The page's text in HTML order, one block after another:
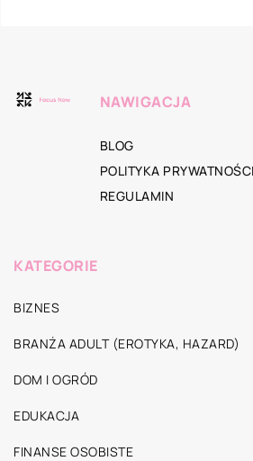
NAWIGACJA
BLOG
POLITYKA PRYWATNOŚCI
REGULAMIN
KATEGORIE
BIZNES
BRANŻA ADULT (EROTYKA, HAZARD)
DOM I OGRÓD
EDUKACJA
FINANSE OSOBISTE